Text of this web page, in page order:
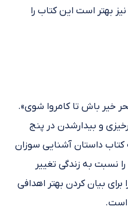
بهتر است این کتاب را
خیر باش تا کامروا شوی».
و بیدارشدن در پنج
کتاب داستان آشنایی سوزان
نسبت به زندگی تغییر
بیان کردن بهتر اهدافی
است.